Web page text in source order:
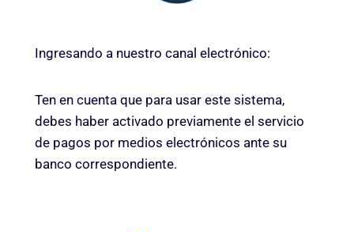
Ingresando a nuestro canal electrónico:
Ten en cuenta que para usar este sistema,
debes haber activado previamente el servicio
de pagos por medios electrónicos ante su
banco correspondiente.